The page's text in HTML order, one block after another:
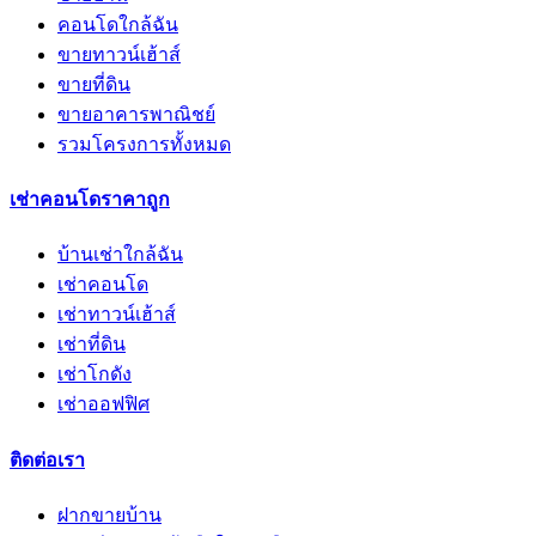
คอนโดใกล้ฉัน
ขายทาวน์เฮ้าส์
ขายที่ดิน
ขายอาคารพาณิชย์
รวมโครงการทั้งหมด
เช่าคอนโดราคาถูก
บ้านเช่าใกล้ฉัน
เช่าคอนโด
เช่าทาวน์เฮ้าส์
เช่าที่ดิน
เช่าโกดัง
เช่าออฟฟิศ
ติดต่อเรา
ฝากขายบ้าน